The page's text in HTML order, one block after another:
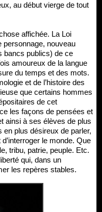
au début vierge de tout
affichée. La Loi
personnage, nouveau
bancs publics) de ce
amoureux de la langue
du temps et des mots.
et de l’histoire des
que certains hommes
de cet
les façons de pensées et
ainsi à ses élèves de plus
plus désireux de parler,
le monde. Que
tribu, patrie, peuple. Etc.
qui, dans un
les repères stables.